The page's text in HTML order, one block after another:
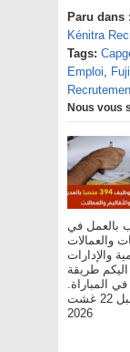
Paru dans :
Kénitra
Tags:
Emploi,
Nous vous
بالعمل في
والعمالات
والإدارات
اليكم طريقة
المباراة.
الترشيح قبل 22 غشت
2026